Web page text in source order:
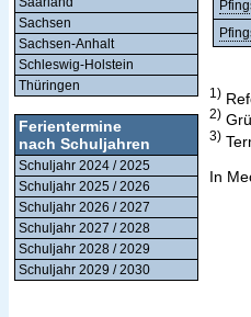
Sachsen
Sachsen-Anhalt
Schleswig-Holstein
Thüringen
Ferientermine
nach Schuljahren
Schuljahr 2024 / 2025
Schuljahr 2025 / 2026
Schuljahr 2026 / 2027
Schuljahr 2027 / 2028
Schuljahr 2028 / 2029
Schuljahr 2029 / 2030
1)
2)
3)
In